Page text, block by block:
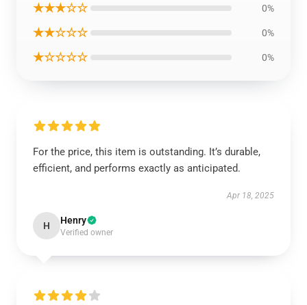
★★★☆☆ 0%
★★☆☆☆ 0%
★☆☆☆☆ 0%
For the price, this item is outstanding. It’s durable,
efficient, and performs exactly as anticipated.
Apr 18, 2025
H Henry
Verified owner